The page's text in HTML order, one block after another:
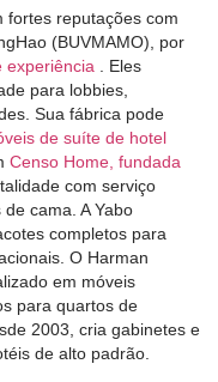
fortes reputações com
(BUVMAMO), por
experiência . Eles
para lobbies,
Sua fábrica pode
de suíte de hotel
Censo Home, fundada
com serviço
cama. A Yabo
completos para
O Harman
em móveis
para quartos de
2003, cria gabinetes e
de alto padrão.